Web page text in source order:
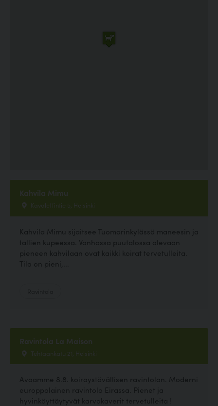
Kahvila Mimu
Kavaleffintie 5, Helsinki
Kahvila Mimu sijaitsee Tuomarinkylässä maneesin ja
tallien kupeessa. Vanhassa puutalossa olevaan
pieneen kahvilaan ovat kaikki koirat tervetulleita.
Tila on pieni,...
Ravintola La Maison
Tehtaankatu 21, Helsinki
Avaamme 8.8. koiraystävällisen ravintolan. Moderni
europpalainen ravintola Eirassa. Pienet ja
hyvinkäyttäytyvät karvakaverit tervetulleita !